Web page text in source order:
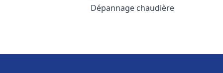
Dépannage chaudière